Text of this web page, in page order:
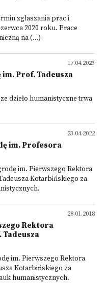
zgłaszania prac i
2020 roku. Prace
na (...)
17.04.2023
Prof. Tadeusza
dzieło humanistyczne trwa
23.04.2022
im. Profesora
im. Pierwszego Rektora
Kotarbińskiego za
28.01.2018
Rektora
im. Pierwszego Rektora
Kotarbińskiego za
humanistycznych.